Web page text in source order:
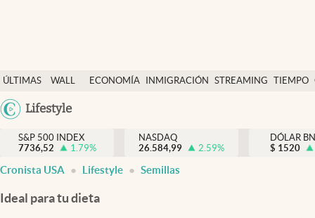
ÚLTIMAS
NOTICIAS
WALL
Y
DÓLAR
ECONOMÍA INMIGRACIÓN STREAMING TIEMPO
México
Lifestyle
Finanzas y economía
Wall Street y dólar
Inmigración
S&P 500 INDEX
7736,52
1.79%
NASDAQ
26.584,99
2.59%
DÓLAR
$ 1520
Cronista USA Lifestyle Semillas
Ideal para tu dieta